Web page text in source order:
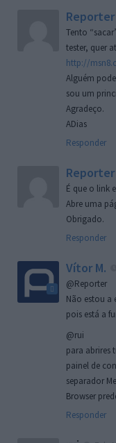
Reporter
Tento
tester, quer
http://
Alguém
sou um
Agradeço.
ADias
Responder
Reporter
É que o link
Abre uma
Obrigado.
Responder
Vítor M.
@Reporter
Não estou a
pois está a
@rui
para abrires
painel de
separador
Browser
Responder